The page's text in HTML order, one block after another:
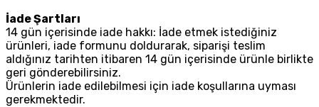
İade Şartları
14 gün içerisinde iade hakkı: İade etmek istediğiniz
ürünleri, iade formunu doldurarak, siparişi teslim
aldığınız tarihten itibaren 14 gün içerisinde ürünle birlikte
geri gönderebilirsiniz.
Ürünlerin iade edilebilmesi için iade koşullarına uyması
gerekmektedir.